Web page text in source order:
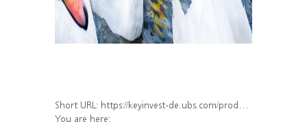
Short URL: https://keyinvest-de.ubs.com/produkt/detail/index/isin/DE000WA9NSR1
You are here: